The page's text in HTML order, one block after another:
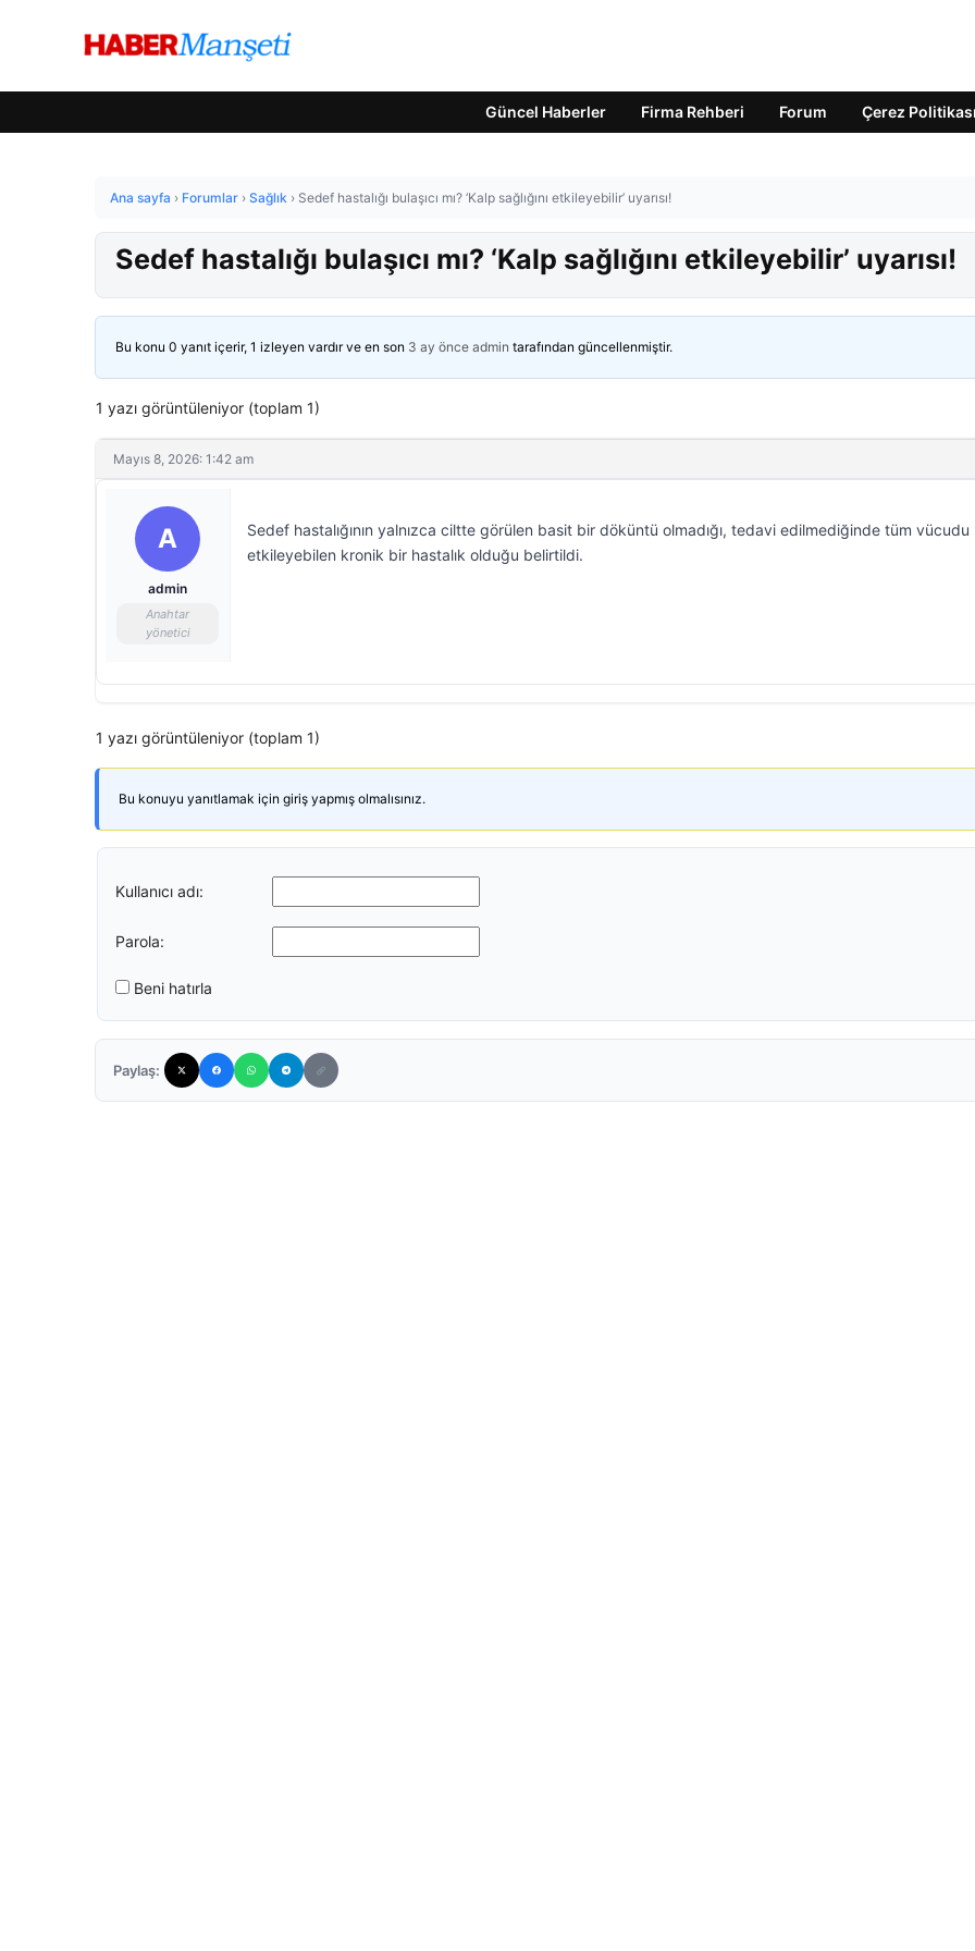
Güncel Haberler Firma Rehberi Forum Çerez Politikası
Ana sayfa › Forumlar › Sağlık › Sedef hastalığı bulaşıcı mı? ‘Kalp sağlığını etkileyebilir’ uyarısı!
Sedef hastalığı bulaşıcı mı? ‘Kalp sağlığını etkileyebilir’ uyarısı!
Bu konu 0 yanıt içerir, 1 izleyen vardır ve en son 3 ay önce admin tarafından güncellenmiştir.
1 yazı görüntüleniyor (toplam 1)
Mayıs 8, 2026: 1:42 am
A
admin
Anahtar
yönetici
Sedef hastalığının yalnızca ciltte görülen basit bir döküntü olmadığı, tedavi edilmediğinde tüm vücudu
etkileyebilen kronik bir hastalık olduğu belirtildi.
1 yazı görüntüleniyor (toplam 1)
Bu konuyu yanıtlamak için giriş yapmış olmalısınız.
Kullanıcı adı:
Parola:
Beni hatırla
Paylaş: